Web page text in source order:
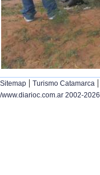
Sitemap | Turismo Catamarca |
/www.diarioc.com.ar 2002-2026